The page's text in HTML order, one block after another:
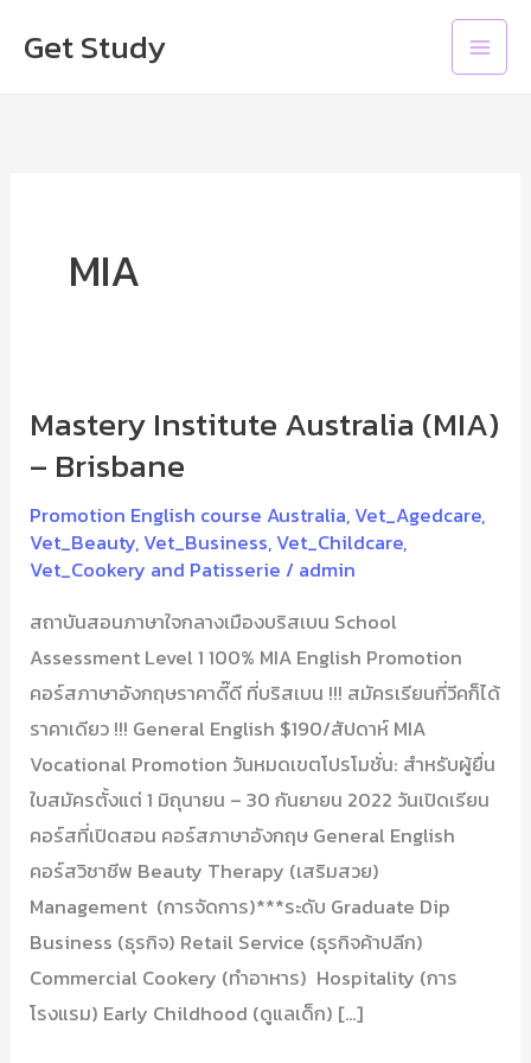
content
Get Study
Main
MIA
Mastery Institute Australia (MIA)
– Brisbane
Promotion English course Australia, Vet_Agedcare,
Vet_Beauty, Vet_Business, Vet_Childcare,
Vet_Cookery and Patisserie / admin
สถาบันสอนภาษาใจกลางเมืองบริสเบน School
Assessment Level 1 100% MIA English Promotion
คอร์สภาษาอังกฤษราคาดี๊ดี ที่บริสเบน !!! สมัครเรียนกี่วีคก็ได้
ราคาเดียว !!! General English $190/สัปดาห์ MIA
Vocational Promotion วันหมดเขตโปรโมชั่น: สำหรับผู้ยื่น
ใบสมัครตั้งแต่ 1 มิถุนายน – 30 กันยายน 2022 วันเปิดเรียน
คอร์สที่เปิดสอน คอร์สภาษาอังกฤษ General English
คอร์สวิชาชีพ Beauty Therapy (เสริมสวย)
Management (การจัดการ)***ระดับ Graduate Dip
Business (ธุรกิจ) Retail Service (ธุรกิจค้าปลีก)
Commercial Cookery (ทำอาหาร) Hospitality (การ
โรงแรม) Early Childhood (ดูแลเด็ก) […]
Mastery
Institute
(MIA)
–